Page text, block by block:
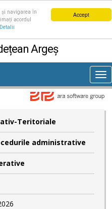
Accept
și navigarea în
acordul
Detalii
Argeș
Teritoriale
administrative